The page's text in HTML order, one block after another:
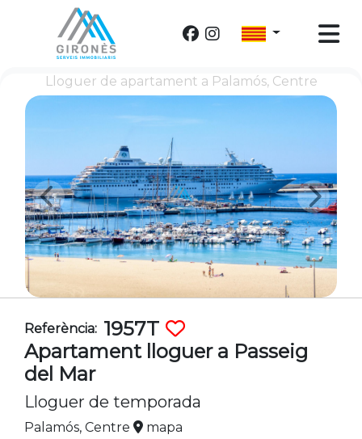
Lloguer de apartament a Palamós, Centre
Referència: 1957T
Apartament lloguer a Passeig
del Mar
Lloguer de temporada
Palamós, Centre mapa